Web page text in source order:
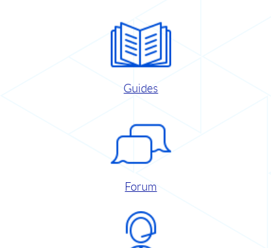
Guides
Forum